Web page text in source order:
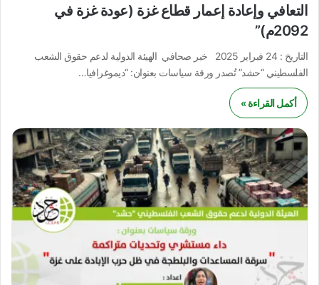
التعافي وإعادة إعمار قطاع غزة (عودة غزة في
2092م)”
التاريخ : 24 فبراير 2025 خبر صحافي الهيئة الدولية لدعم حقوق الشعب
الفلسطيني “حشد” تُصدر ورقة سياسات بعنوان: “ديموغرافيا…
أكمل القراءة »